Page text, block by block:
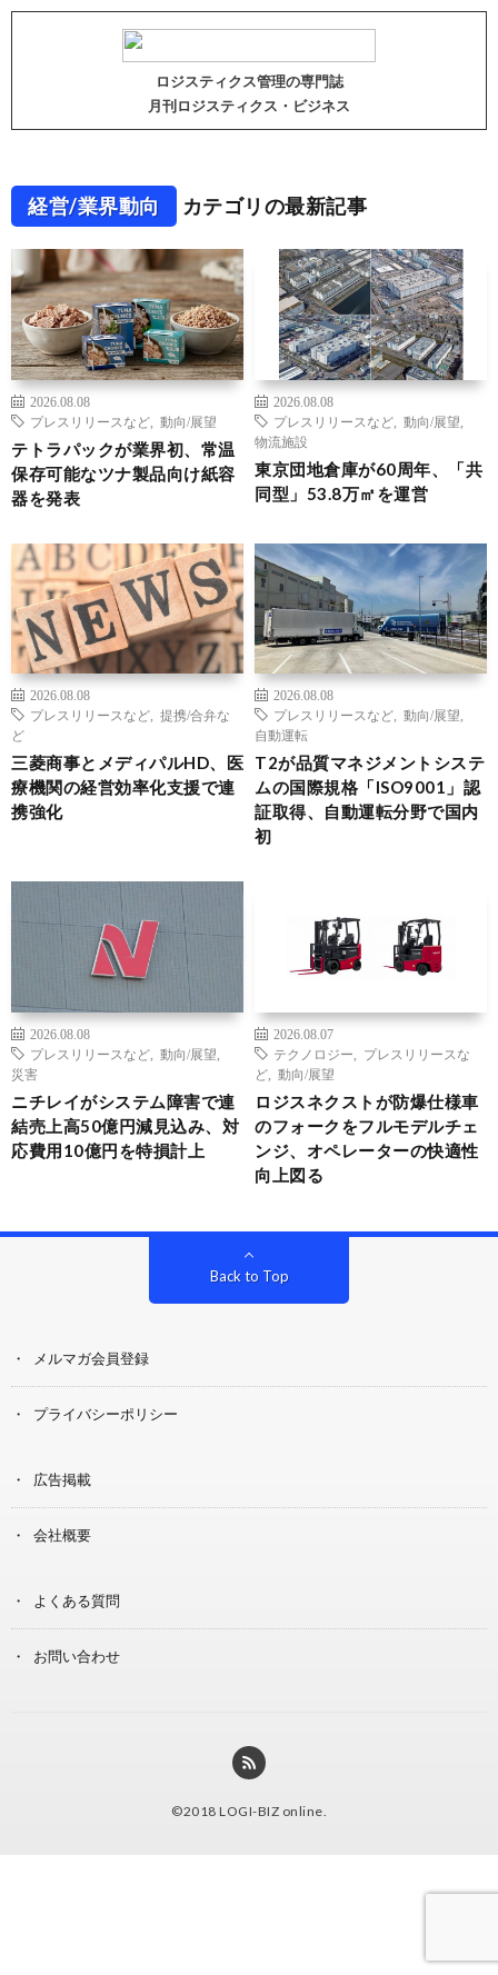
ロジスティクス管理の専門誌
月刊ロジスティクス・ビジネス
経営/業界動向 カテゴリの最新記事
2026.08.08
プレスリリースなど
動向/展望
テトラパックが業界初、常温
保存可能なツナ製品向け紙容
器を発表
2026.08.08
プレスリリースなど
動向/展望
物流施設
東京団地倉庫が60周年、「共
同型」53.8万㎡を運営
2026.08.08
プレスリリースなど
提携/合弁な
ど
三菱商事とメディパルHD、医
療機関の経営効率化支援で連
携強化
2026.08.08
プレスリリースなど
動向/展望
自動運転
T2が品質マネジメントシステ
ムの国際規格「ISO9001」認
証取得、自動運転分野で国内
初
2026.08.08
プレスリリースなど
動向/展望
災害
ニチレイがシステム障害で連
結売上高50億円減見込み、対
応費用10億円を特損計上
2026.08.07
テクノロジー
プレスリリースな
ど
動向/展望
ロジスネクストが防爆仕様車
のフォークをフルモデルチェ
ンジ、オペレーターの快適性
向上図る
Back to Top
メルマガ会員登録
プライバシーポリシー
広告掲載
会社概要
よくある質問
お問い合わせ
©2018 LOGI-BIZ online